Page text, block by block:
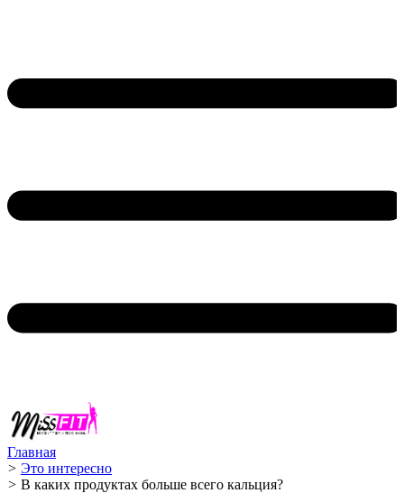
Главная
> Это интересно
> В каких продуктах больше всего кальция?